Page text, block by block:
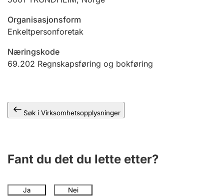
Ektepaktveileder
Offentlig sektor
Organisasjonsform
Enkeltpersonforetak
Næringskode
69.202 Regnskapsføring og bokføring
Søk i Virksomhetsopplysninger
Fant du det du lette etter?
Ja Nei